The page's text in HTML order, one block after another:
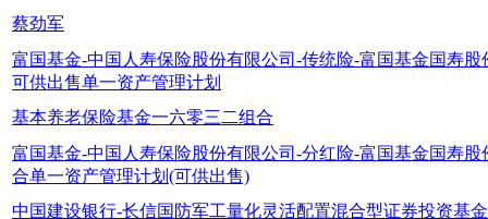
蔡劲军
富国基金-中国人寿保险股份有限公司-传统险-富国基金国寿股
可供出售单一资产管理计划
基本养老保险基金一六零三二组合
富国基金-中国人寿保险股份有限公司-分红险-富国基金国寿股
合单一资产管理计划(可供出售)
中国建设银行-长信国防军工量化灵活配置混合型证券投资基金